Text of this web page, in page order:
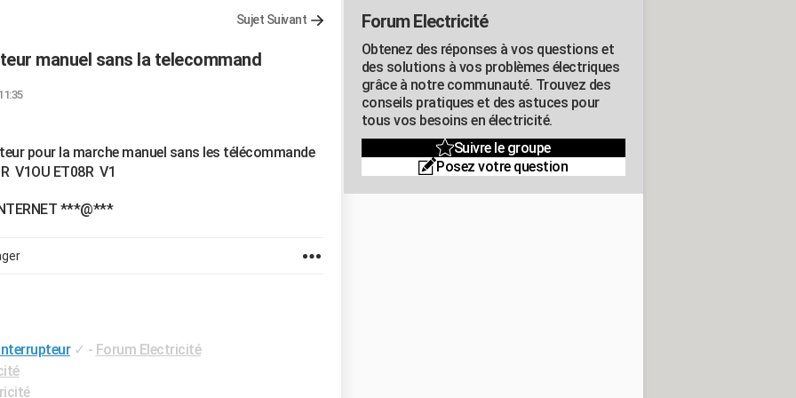
Sujet Suivant
manuel sans la telecommand
pour la marche manuel sans les télécommande
V1OU ET08R V1
***@***
✓ - Forum Electricité
Forum Electricité
Obtenez des réponses à vos questions et
des solutions à vos problèmes électriques
grâce à notre communauté. Trouvez des
conseils pratiques et des astuces pour
tous vos besoins en électricité.
Suivre le groupe
Posez votre question